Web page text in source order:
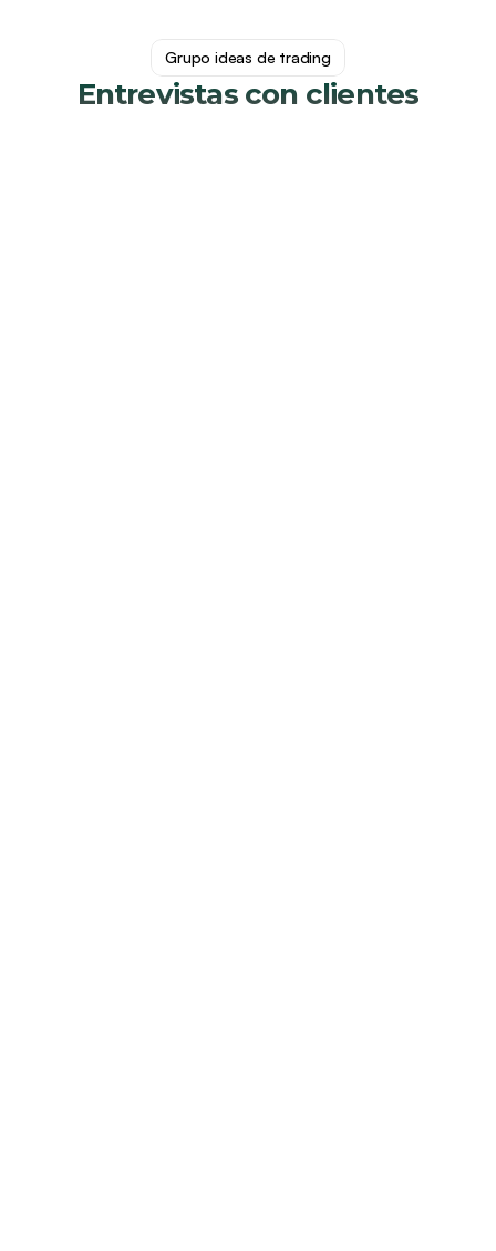
Grupo ideas de trading
Entrevistas con clientes